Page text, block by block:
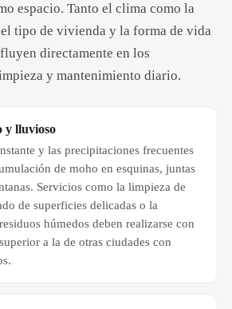
espacio. Tanto el clima como la
tipo de vivienda y la forma de vida
directamente en los
y mantenimiento diario.
y lluvioso
y las precipitaciones frecuentes
de moho en esquinas, juntas
Servicios como la limpieza de
de superficies delicadas o la
húmedos deben realizarse con
a la de otras ciudades con